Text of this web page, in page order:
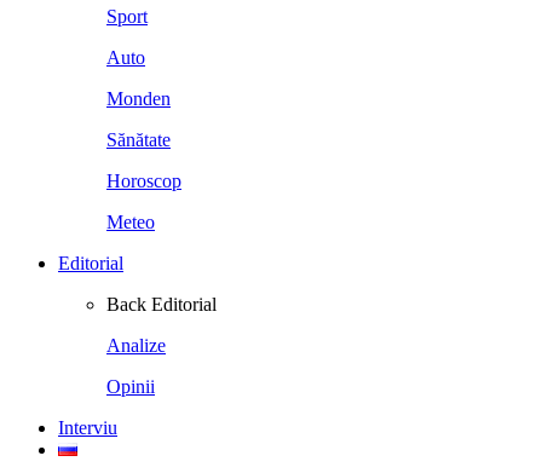
Sport
Auto
Monden
Sănătate
Horoscop
Meteo
Editorial
Back Editorial
Analize
Opinii
Interviu